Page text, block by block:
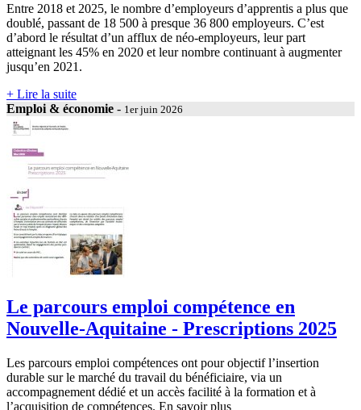
Entre 2018 et 2025, le nombre d’employeurs d’apprentis a plus que
doublé, passant de 18 500 à presque 36 800 employeurs. C’est
d’abord le résultat d’un afflux de néo-employeurs, leur part
atteignant les 45% en 2020 et leur nombre continuant à augmenter
jusqu’en 2021.
+ Lire la suite
Emploi & économie - 1er juin 2026
Le parcours emploi compétence en
Nouvelle-Aquitaine - Prescriptions 2025
Les parcours emploi compétences ont pour objectif l’insertion
durable sur le marché du travail du bénéficiaire, via un
accompagnement dédié et un accès facilité à la formation et à
l’acquisition de compétences. En savoir plus